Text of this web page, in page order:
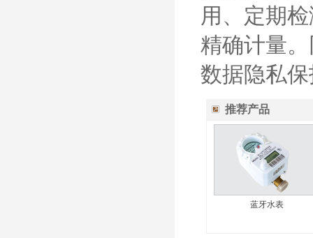
用、定期
精确计量
数据隐私
推荐产品
蓝牙水表